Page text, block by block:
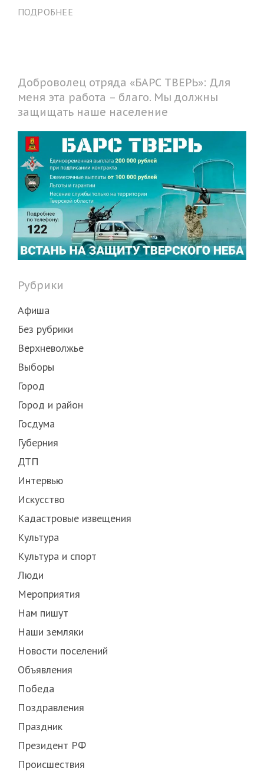
ПОДРОБНЕЕ
Доброволец отряда «БАРС ТВЕРЬ»: Для
меня эта работа – благо. Мы должны
защищать наше население
Рубрики
Афиша
Без рубрики
Верхневолжье
Выборы
Город
Город и район
Госдума
Губерния
ДТП
Интервью
Искусство
Кадастровые извещения
Культура
Культура и спорт
Люди
Мероприятия
Нам пишут
Наши земляки
Новости поселений
Объявления
Победа
Поздравления
Праздник
Президент РФ
Происшествия